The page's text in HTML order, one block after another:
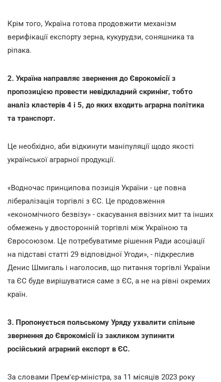
Крім того, Україна готова продовжити механізм
верифікації експорту зерна, кукурудзи, соняшника та
ріпака.
2. Україна направляє звернення до Єврокомісії з
пропозицією провести невідкладний скринінг, тобто
аналіз кластерів 4 і 5, до яких входить аграрна політика
та транспорт.
Це необхідно, аби відкинути маніпуляції щодо якості
української аграрної продукції.
«Водночас принципова позиція України - це повна
лібералізація торгівлі з ЄС. Це продовження
«економічного безвізу» - скасування ввізних мит та інших
обмежень у двосторонній торгівлі між Україною та
Євросоюзом. Це потребуватиме рішення Ради асоціації
на підставі статті 29 відповідної Угоди», - підкреслив
Денис Шмигаль і наголосив, що питання торгівлі України
та ЄС буде вирішуватися саме з ЄС, а не на рівні окремих
країн.
3. Пропонується польському Уряду ухвалити спільне
звернення до Єврокомісії із закликом зупинити
російський аграрний експорт в ЄС.
За словами Прем'єр-міністра, за 11 місяців 2023 року